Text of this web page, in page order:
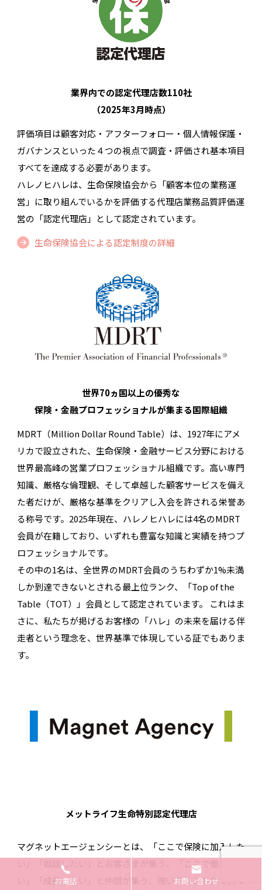
業界内での認定代理店数110社
（2025年3月時点）
評価項目は顧客対応・アフターフォロー・個人情報保護・
ガバナンスといった４つの視点で調査・評価され基本項目
すべてを達成する必要があります。
ハレノヒハレは、生命保険協会から「顧客本位の業務運
営」に取り組んでいるかを評価する代理店業務品質評価運
営の「認定代理店」として認定されています。
生命保険協会による認定制度の詳細
世界70ヵ国以上の優秀な
保険・金融プロフェッショナルが集まる国際組織
MDRT（Million Dollar Round Table）は、1927年にアメ
リカで設立された、生命保険・金融サービス分野における
世界最高峰の営業プロフェッショナル組織です。高い専門
知識、厳格な倫理観、そして卓越した顧客サービスを備え
た者だけが、厳格な基準をクリアし入会を許される栄誉あ
る称号です。2025年現在、ハレノヒハレには4名のMDRT
会員が在籍しており、いずれも豊富な知識と実績を持つプ
ロフェッショナルです。
その中の1名は、全世界のMDRT会員のうちわずか1%未満
しか到達できないとされる最上位ランク、「Top of the
Table（TOT）」会員として認定されています。 これはま
さに、私たちが掲げるお客様の「ハレ」の未来を届ける伴
走者という理念を、世界基準で体現している証でもありま
す。
メットライフ生命特別認定代理店
マグネットエージェンシーとは、「ここで保険に加入した
い」「相談したい」とお客さまが集う、「ここで働きた
い」「成長したい」と仲間が集う、強いブランド力で人々
お電話 お問い合わせ